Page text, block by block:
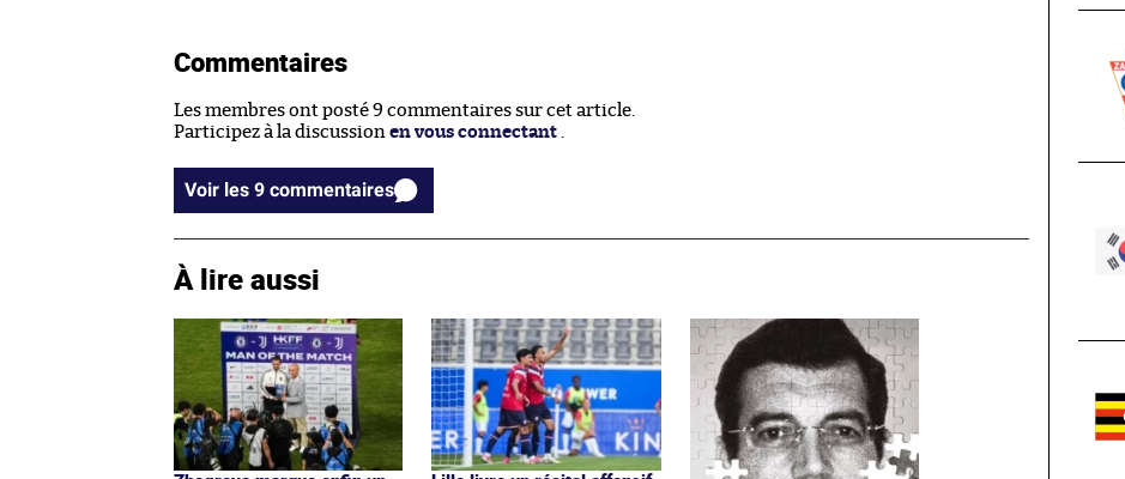
Commentaires
Les membres ont posté 9 commentaires sur cet article.
Participez à la discussion en vous connectant .
Voir les 9 commentaires
À lire aussi